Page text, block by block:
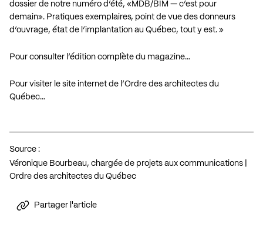
dossier de notre numéro d’été, « MDB/BIM — c’est pour
demain». Pratiques exemplaires, point de vue des donneurs
d’ouvrage, état de l’implantation au Québec, tout y est. »
Pour consulter l’édition complète du magazine…
Pour visiter le site internet de l’Ordre des architectes du
Québec…
Source :
Véronique Bourbeau, chargée de projets aux communications |
Ordre des architectes du Québec
Partager l'article